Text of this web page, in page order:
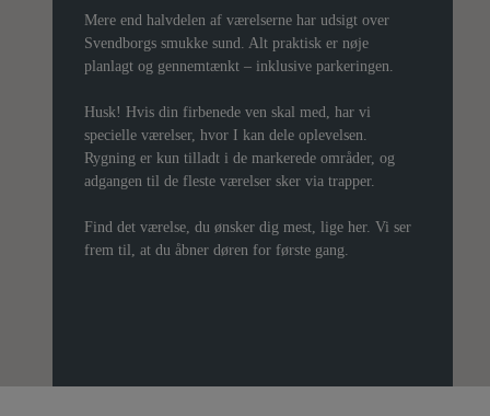
Mere end halvdelen af værelserne har udsigt over
Svendborgs smukke sund. Alt praktisk er nøje
planlagt og gennemtænkt – inklusive parkeringen.
Husk! Hvis din firbenede ven skal med, har vi
specielle værelser, hvor I kan dele oplevelsen.
Rygning er kun tilladt i de markerede områder, og
adgangen til de fleste værelser sker via trapper.
Find det værelse, du ønsker dig mest, lige her. Vi ser
frem til, at du åbner døren for første gang.